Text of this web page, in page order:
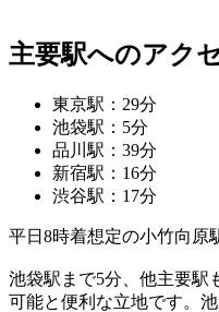
主要駅へのアク
東京駅：29分
池袋駅：5分
品川駅：39分
新宿駅：16分
渋谷駅：17分
平日8時着想定の小竹向原
池袋駅まで5分、他主要駅
可能と便利な立地です。